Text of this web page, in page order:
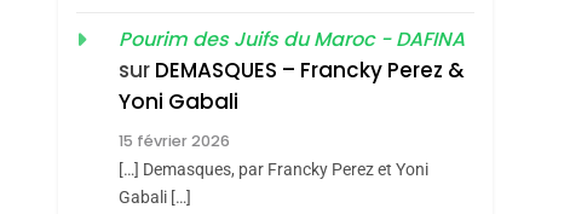
Dis Guerre»: La
Nouvelle Chanson De
Boy George
ISRAÉL JUDAISME
Pourim des Juifs du Maroc - DAFINA
sur DEMASQUES – Francky Perez &
Yoni Gabali
15 février 2026
[…] Demasques, par Francky Perez et Yoni
Gabali […]